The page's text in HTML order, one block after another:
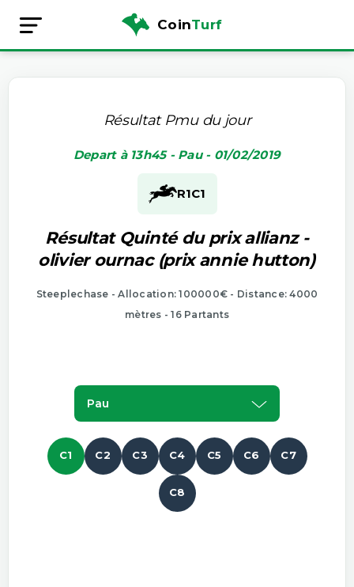
CoinTurf
Résultat Pmu du jour
Depart à 13h45 - Pau - 01/02/2019
R1C1
Résultat Quinté du prix allianz -
olivier ournac (prix annie hutton)
Steeplechase - Allocation: 100000€ - Distance: 4000
mètres - 16 Partants
Pau
C1 C2 C3 C4 C5 C6 C7
C8